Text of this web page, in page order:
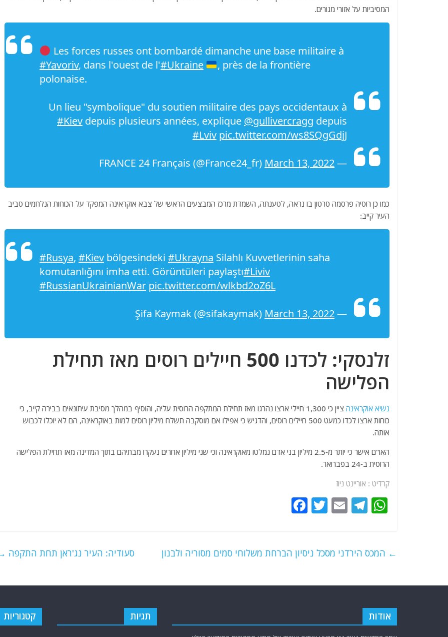
המסיביות על אזורי מגורים.
Les forces russes ont bombardé dimanche une base militaire à
#Yavoriv, dans l'ouest de l'#Ukraine
, près de la frontière
polonaise.
Un lieu "symbolique" du soutien militaire des pays occidentaux à
#Kiev depuis plusieurs années, explique @gullivercragg depuis
#Lviv pic.twitter.com/ws8SQgGdjJ
— FRANCE 24 Français (@France24_fr)
March 13, 2022
כמו כן רוסיה פרסמה סרטון בו נראה, לטענתה, השמדת מרכז המבצעים הראשי של צבא אוקראינה המפקד על הכוחות הנלחמים סביב
העיר קייב:
#Rusya, #Kiev bölgesindeki #Ukrayna Silahlı Kuvvetlerinin saha
komutanlığını imha etti. Görüntüleri paylaştı#Liviv
#RussianUkrainianWar pic.twitter.com/wlkbd2oZ6L
— Şifa Kaymak (@sifakaymak)
March 13, 2022
זלנסקי: לכדנו 500 חיילים רוסים מאז תחילת
הפלישה
נשיא אוקראינה
ציין כי 1,300 חיילי ארצו נהרגו מאז תחילת המתקפה הרוסית עליה, והוסיף במהלך מסיבת עיתונאים בבירה קייב, כי
כוחות ארצו לכדו כמעט 500 חיילים רוסים, והדגיש כי אפילו אם מוסקבה תשלח מיליון רוסים למות באוקראינה, הם לא יוכלו לכבוש
אותה.
האו"ם אישר כי יותר מ-2.5 מיליון בני אדם נמלטו מאוקראינה וכי שני מיליון אחרים נעקרו מבתיהם בתוך המדינה מאז תחילת הפלישה
הרוסית ב-24 בפברואר.
קרדיט : אוריינט ניוז
W
s
p
T
g
m
E
l
T
er
e
o
← המכס הירדני מסכל ניסיון הברחת משלוחי סמים מסוריה ולבנון סעודיה: העיר נג'ראן תחת התקפה
אודות תגיות קטגוריות